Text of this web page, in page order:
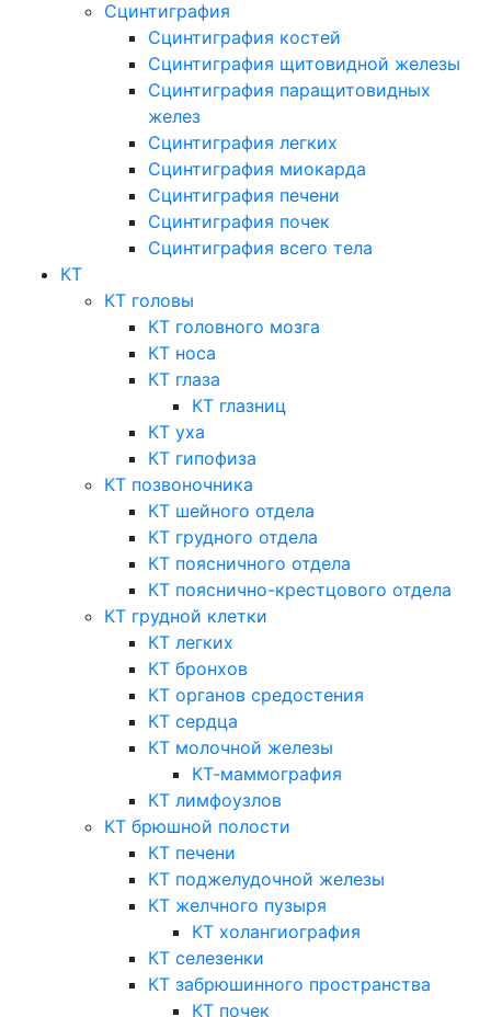
Сцинтиграфия
Сцинтиграфия костей
Сцинтиграфия щитовидной железы
Сцинтиграфия паращитовидных
желез
Сцинтиграфия легких
Сцинтиграфия миокарда
Сцинтиграфия печени
Сцинтиграфия почек
Сцинтиграфия всего тела
КТ
КТ головы
КТ головного мозга
КТ носа
КТ глаза
КТ глазниц
КТ уха
КТ гипофиза
КТ позвоночника
КТ шейного отдела
КТ грудного отдела
КТ поясничного отдела
КТ пояснично-крестцового отдела
КТ грудной клетки
КТ легких
КТ бронхов
КТ органов средостения
КТ сердца
КТ молочной железы
КТ-маммография
КТ лимфоузлов
КТ брюшной полости
КТ печени
КТ поджелудочной железы
КТ желчного пузыря
КТ холангиография
КТ селезенки
КТ забрюшинного пространства
КТ почек